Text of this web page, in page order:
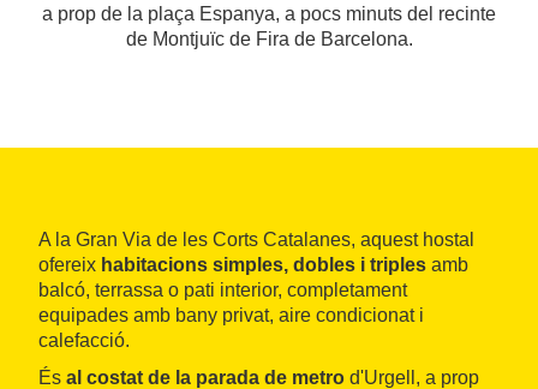
a prop de la plaça Espanya, a pocs minuts del recinte
de Montjuïc de Fira de Barcelona.
A la Gran Via de les Corts Catalanes, aquest hostal
ofereix habitacions simples, dobles i triples amb
balcó, terrassa o pati interior, completament
equipades amb bany privat, aire condicionat i
calefacció.
És al costat de la parada de metro d'Urgell, a prop